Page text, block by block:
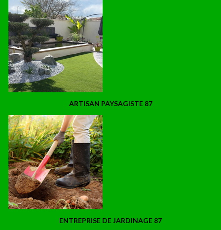
ARTISAN PAYSAGISTE 87
ENTREPRISE DE JARDINAGE 87